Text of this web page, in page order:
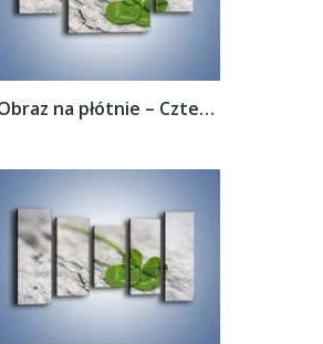
Obraz na płótnie – Czterolistna koniczyna...